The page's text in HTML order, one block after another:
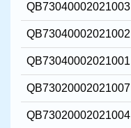
QB73040002021003
QB73040002021002
QB73040002021001
QB73020002021007
QB73020002021004